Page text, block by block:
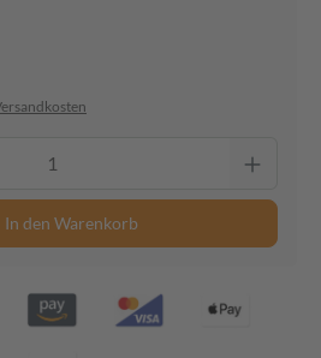
In den Warenkorb